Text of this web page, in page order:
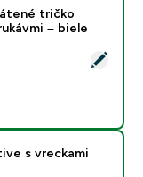
skrátené
tričko
– biele
s vreckami